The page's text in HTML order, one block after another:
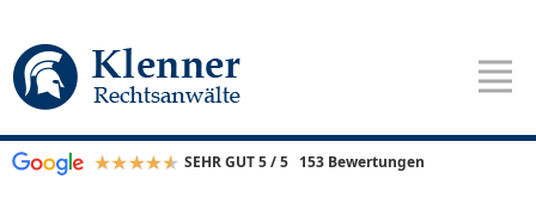
SEHR GUT 5 / 5 153 Bewertungen